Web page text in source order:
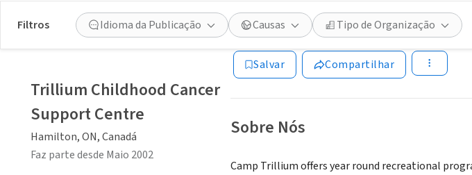
chave,
habilidades
ou
interesses
Filtros Idioma da Publicação Causas Tipo de Organização
Hamilton, ON, Canadá|www.camptrillium.com
Salvar Compartilhar
Sobre Nós
Camp Trillium offers year round recreational
Trillium Childhood Cancer
Support Centre
Hamilton, ON, Canadá
Faz parte desde Maio 2002